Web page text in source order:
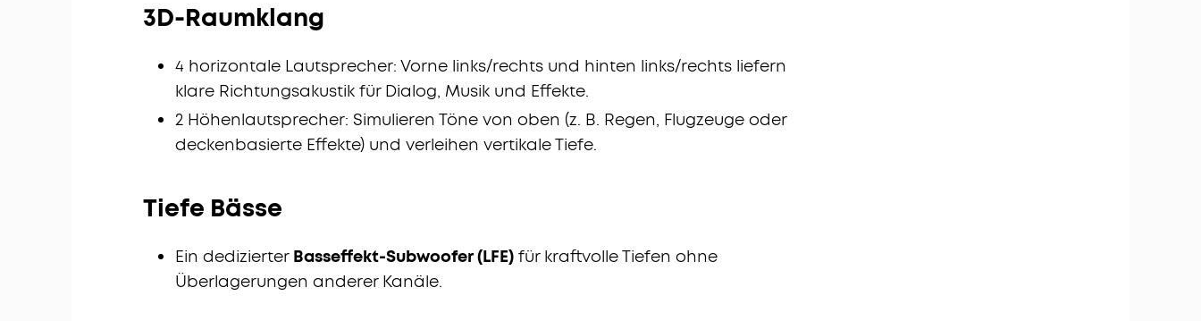
3D-Raumklang
4 horizontale Lautsprecher: Vorne links/rechts und hinten links/rechts liefern
klare Richtungsakustik für Dialog, Musik und Effekte.
2 Höhenlautsprecher: Simulieren Töne von oben (z. B. Regen, Flugzeuge oder
deckenbasierte Effekte) und verleihen vertikale Tiefe.
Tiefe Bässe
Ein dedizierter Basseffekt-Subwoofer (LFE) für kraftvolle Tiefen ohne
Überlagerungen anderer Kanäle.